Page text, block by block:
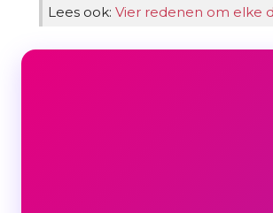
Lees ook: Vier redenen om elke